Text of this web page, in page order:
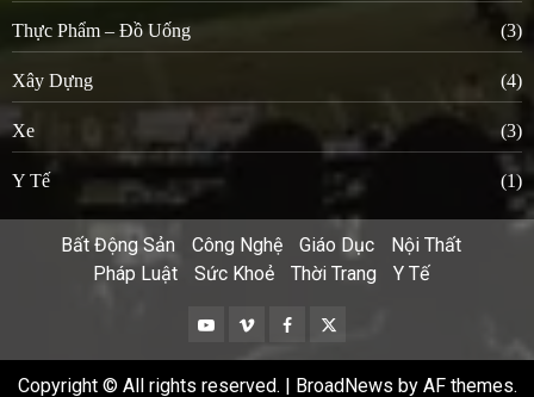
Thực Phẩm – Đồ Uống (3)
Xây Dựng (4)
Xe (3)
Y Tế (1)
Bất Động Sản Công Nghệ Giáo Dục
Nội Thất
Pháp Luật
Sức Khoẻ Thời Trang Y Tế
YoutubeVimeoFacebook
Twitter
Copyright © All rights reserved. | BroadNews by AF themes.